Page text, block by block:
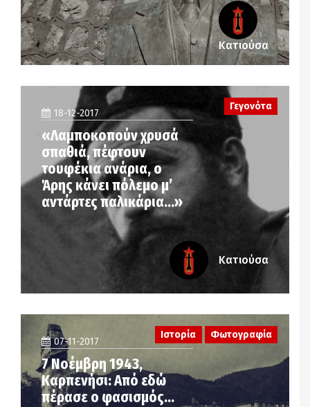
Κατιούσα
18-12-2017
«Λαμποκοπούν χρυσά
σπαθιά, πέφτουν
τουφέκια ανάρια, ο
Άρης κάνει πόλεμο μ’
αντάρτες παλικάρια…»
Γεγονότα
Κατιούσα
07-11-2017
7 Νοέμβρη 1943,
Καρπενήσι: Από εδώ
πέρασε ο φασισμός…
Ιστορία Φωτογραφία